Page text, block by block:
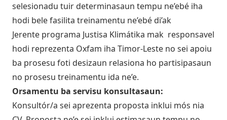
selesionadu tuir determinasaun tempu ne’ebé iha
hodi bele fasilita treinamentu ne’ebé di’ak
Jerente programa Justisa Klimátika mak responsavel
hodi reprezenta Oxfam iha Timor-Leste no sei apoiu
ba prosesu foti desizaun relasiona ho partisipasaun
no prosesu treinamentu ida ne’e.
Orsamentu ba servisu konsultasaun:
Konsultór/a sei aprezenta proposta inklui mós nia